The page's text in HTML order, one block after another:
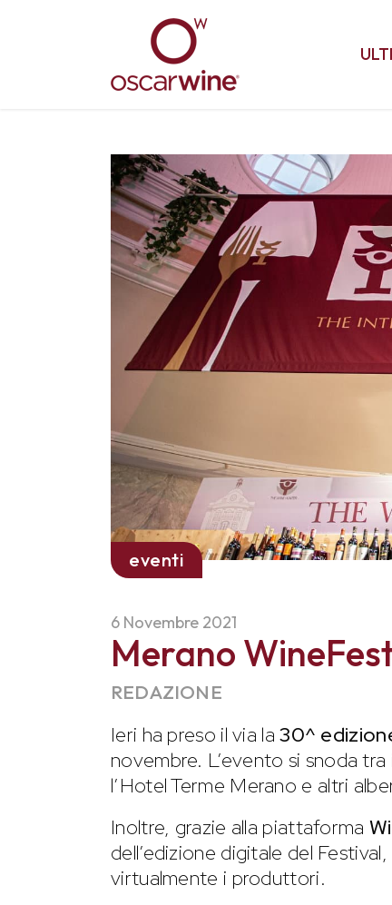
eventi
6 Novembre 2021
Merano
REDAZIONE
Ieri ha preso il via la30^
novembre. L’evento si snoda
l’Hotel Terme Merano e altri
Inoltre, grazie alla piattaforma
dell’edizione digitale del
virtualmente i produttori.